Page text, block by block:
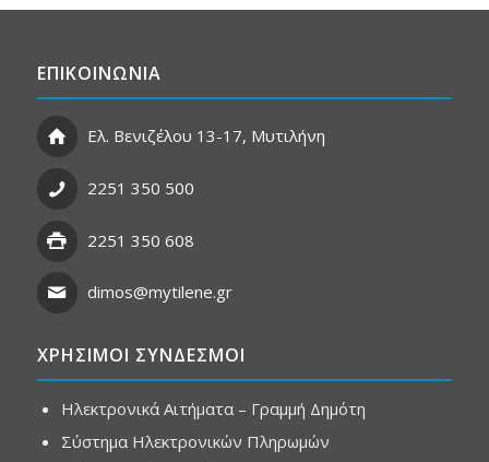
ΕΠΙΚΟΙΝΩΝΙΑ
Ελ. Βενιζέλου 13-17, Μυτιλήνη
2251 350 500
2251 350 608
dimos@mytilene.gr
ΧΡΗΣΙΜΟΙ ΣΥΝΔΕΣΜΟΙ
Ηλεκτρονικά Αιτήματα – Γραμμή Δημότη
Σύστημα Ηλεκτρονικών Πληρωμών